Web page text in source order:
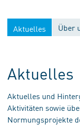
Aktuelles Über
Aktuelles
Aktuelles und
Aktivitäten sowie
Normungsprojekte